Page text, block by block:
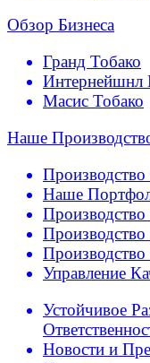
Обзор Бизнеса
Гранд Тобако
Интернейшнл
Масис Тобако
Наше
Производство
Наше
Производство
Производство
Управление
Устойчивое
Новости и